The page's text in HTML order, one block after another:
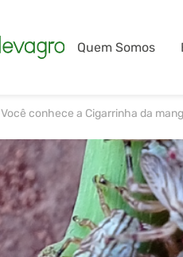
Quem Somos
Você conhece a Cigarrinha da